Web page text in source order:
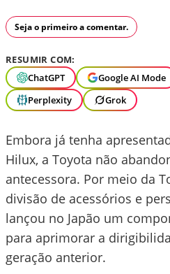
Seja o primeiro a comentar.
RESUMIR COM:
ChatGPT
Google AI Mode
Perplexity
Grok
Embora já tenha
Hilux, a Toyota não
antecessora. Por meio da
divisão de acessórios e
lançou no Japão um
para aprimorar a
geração anterior.